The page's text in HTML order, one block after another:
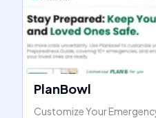
PlanBowl
Customize Your